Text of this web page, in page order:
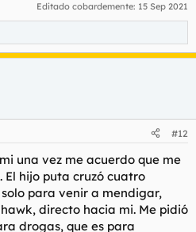
Editado cobardemente: 15 Sep 2021
#12
una vez me acuerdo que me
El hijo puta cruzó cuatro
para venir a mendigar,
directo hacia mi. Me pidió
drogas, que es para